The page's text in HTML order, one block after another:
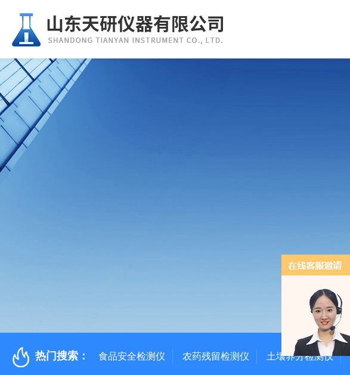
热门搜索： 食品安全检测仪 农药残留检测仪 土壤养分检测仪